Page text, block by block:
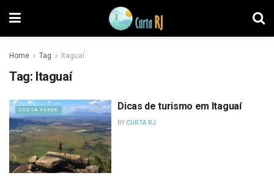
Home Tag Itaguaí
Tag: Itaguaí
COSTA VERDE Dicas de turismo em Itaguaí
BYCURTA RJ